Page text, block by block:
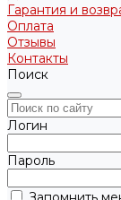
Гарантия и
Оплата
Отзывы
Контакты
Поиск
Логин
Пароль